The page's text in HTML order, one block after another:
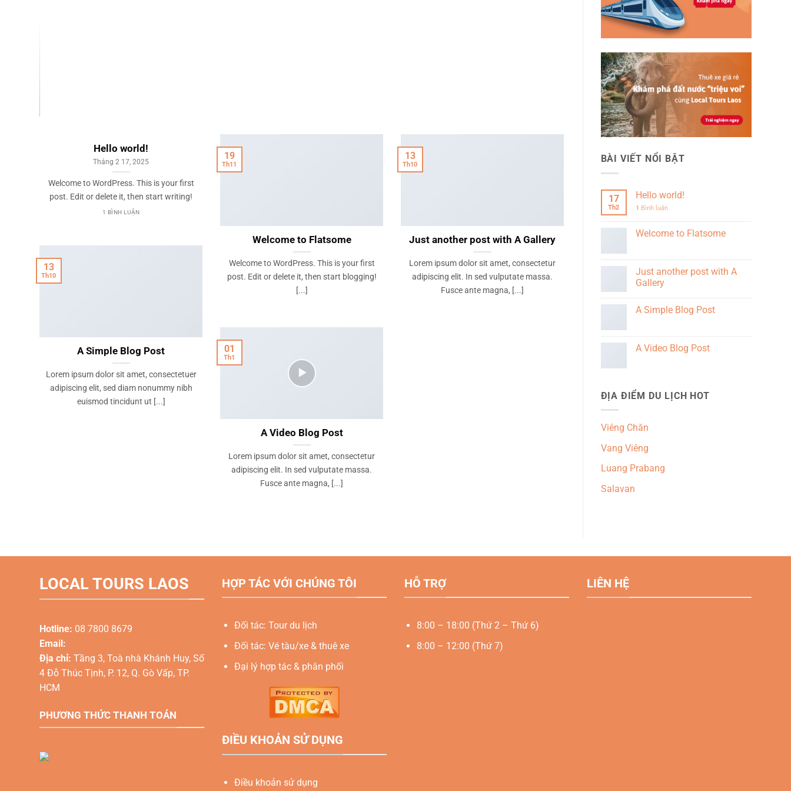
Hello world!
Tháng 2 17, 2025
Welcome to WordPress. This is your first
post. Edit or delete it, then start writing!
1 BÌNH LUẬN
Welcome to Flatsome
Welcome to WordPress. This is your first
post. Edit or delete it, then start blogging!
[...]
19
Th11
Just another post with A Gallery
Lorem ipsum dolor sit amet, consectetur
adipiscing elit. In sed vulputate massa.
Fusce ante magna, [...]
13
Th10
A Simple Blog Post
Lorem ipsum dolor sit amet, consectetuer
adipiscing elit, sed diam nonummy nibh
euismod tincidunt ut [...]
13
Th10
A Video Blog Post
Lorem ipsum dolor sit amet, consectetur
adipiscing elit. In sed vulputate massa.
Fusce ante magna, [...]
01
Th1
BÀI VIẾT NỔI BẬT
17
Th2
Hello world!
1 Bình luận
Welcome to Flatsome
Just another post with A
Gallery
A Simple Blog Post
A Video Blog Post
ĐỊA ĐIỂM DU LỊCH HOT
Viêng Chăn
Vang Viêng
Luang Prabang
Salavan
LOCAL TOURS LAOS
Hotline: 08 7800 8679
Email:
Địa chỉ: Tầng 3, Toà nhà Khánh Huy, Số
4 Đỗ Thúc Tịnh, P. 12, Q. Gò Vấp, TP.
HCM
PHƯƠNG THỨC THANH TOÁN
HỢP TÁC VỚI CHÚNG TÔI
Đối tác: Tour du lịch
Đối tác: Vé tàu/xe & thuê xe
Đại lý hợp tác & phân phối
ĐIỀU KHOẢN SỬ DỤNG
Điều khoản sử dụng
HỖ TRỢ
8:00 – 18:00 (Thứ 2 – Thứ 6)
8:00 – 12:00 (Thứ 7)
LIÊN HỆ